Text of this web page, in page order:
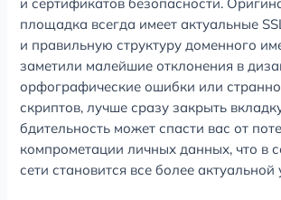
площадка всегда имеет актуальные
и правильную структуру доменного
заметили малейшие отклонения в
орфографические ошибки или
скриптов, лучше сразу закрыть
бдительность может спасти вас от
компрометации личных данных, что в
сети становится все более актуальной